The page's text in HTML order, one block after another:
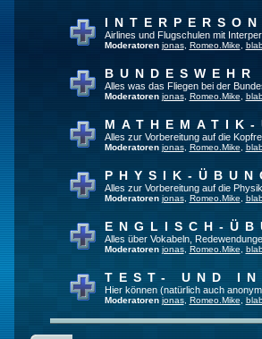
Airlines und Flugschulen mit
Moderatoren jonas, Romeo.Mike
BUNDESWEHR
Alles was das Fliegen bei der
Moderatoren jonas, Romeo.Mike
MATHEMATIK-
Alles zur Vorbereitung auf die
Moderatoren jonas, Romeo.Mike
PHYSIK-
Alles zur Vorbereitung auf die
Moderatoren jonas, Romeo.Mike
ENGLISCH-
Alles über Vokabeln,
Moderatoren jonas, Romeo.Mike
TEST- UND
Hier können (natürlich auch
Moderatoren jonas, Romeo.Mike